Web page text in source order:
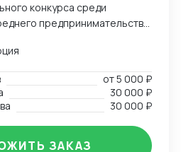
конкурса среди
предпринимательства
крае. 17 лет в
25 000 часов
онлайн и офлайн, устных и
и потенциальными
языке. В портфеле
с крупнейшими
Китая, Турции на уровне
Haier, Changhong, MBO,
от5 000 ₽
30 000 ₽
30 000 ₽
ЗАКАЗ